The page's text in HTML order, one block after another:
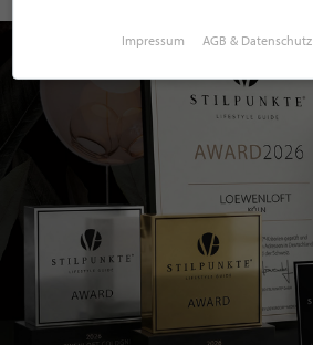
Impressum AGB & Datenschutz